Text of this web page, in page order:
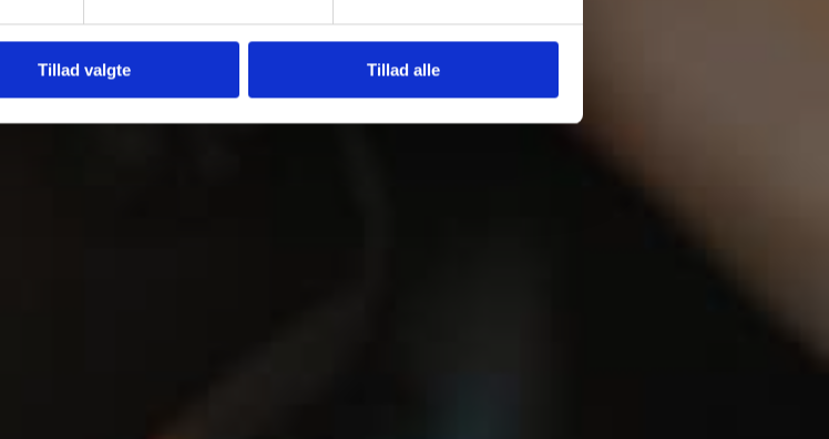
Tillad valgte Tillad alle